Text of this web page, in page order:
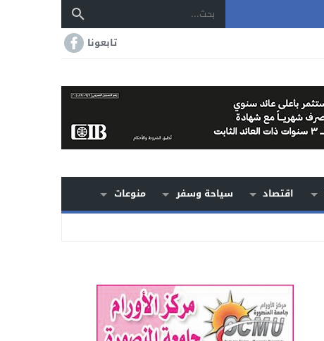
تابعونا
اقتصاد سياحة وسفر
منوعات